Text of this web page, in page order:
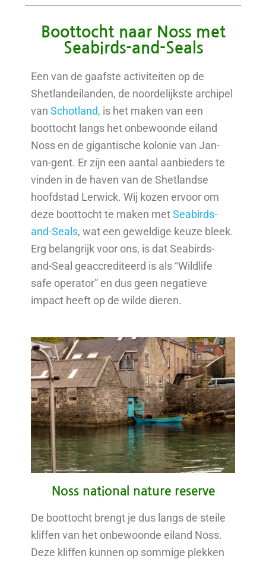
Boottocht naar Noss met
Seabirds-and-Seals
Een van de gaafste activiteiten op de
Shetlandeilanden, de noordelijkste archipel
vanSchotland, is het maken van een
boottocht langs het onbewoonde eiland
Noss en de gigantische kolonie van Jan-
van-gent. Er zijn een aantal aanbieders te
vinden in de haven van de Shetlandse
hoofdstad Lerwick. Wij kozen ervoor om
deze boottocht te maken metSeabirds-
and-Seals, wat een geweldige keuze bleek.
Erg belangrijk voor ons, is dat Seabirds-
and-Seal geaccrediteerd is als “Wildlife
safe operator” en dus geen negatieve
impact heeft op de wilde dieren.
Noss national nature reserve
De boottocht brengt je dus langs de steile
kliffen van het onbewoonde eiland Noss.
Deze kliffen kunnen op sommige plekken